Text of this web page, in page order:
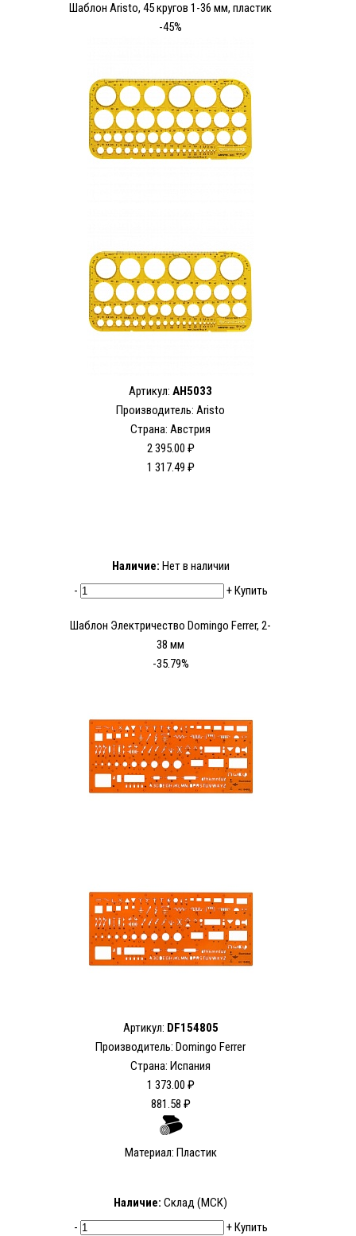
Шаблон Aristo, 45 кругов 1-36 мм, пластик
-45%
Артикул: AH5033
Производитель: Aristo
Страна: Австрия
2 395.00 ₽
1 317.49 ₽
Наличие: Нет в наличии
-
+Купить
Шаблон Электричество Domingo Ferrer, 2-
38 мм
-35.79%
Артикул: DF154805
Производитель: Domingo Ferrer
Страна: Испания
1 373.00 ₽
881.58 ₽
Материал: Пластик
Наличие: Склад (МСК)
-
+Купить